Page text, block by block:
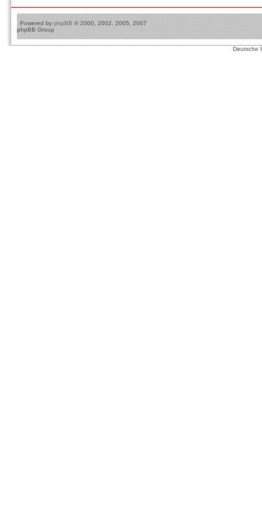
Powered by phpBB © 2000, 2002, 2005, 2007
phpBB Group
Deutsche